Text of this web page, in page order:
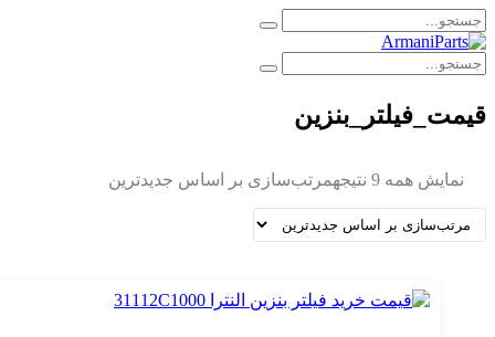
نمایش همه 9 نتیجه مرتب‌سازی بر اساس جدیدترین